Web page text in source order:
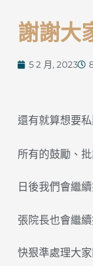
謝謝大
5 2 月, 2023
還有就算想要
所有的鼓勵、
日後我們會繼
張院長也會繼
快狠準處理大